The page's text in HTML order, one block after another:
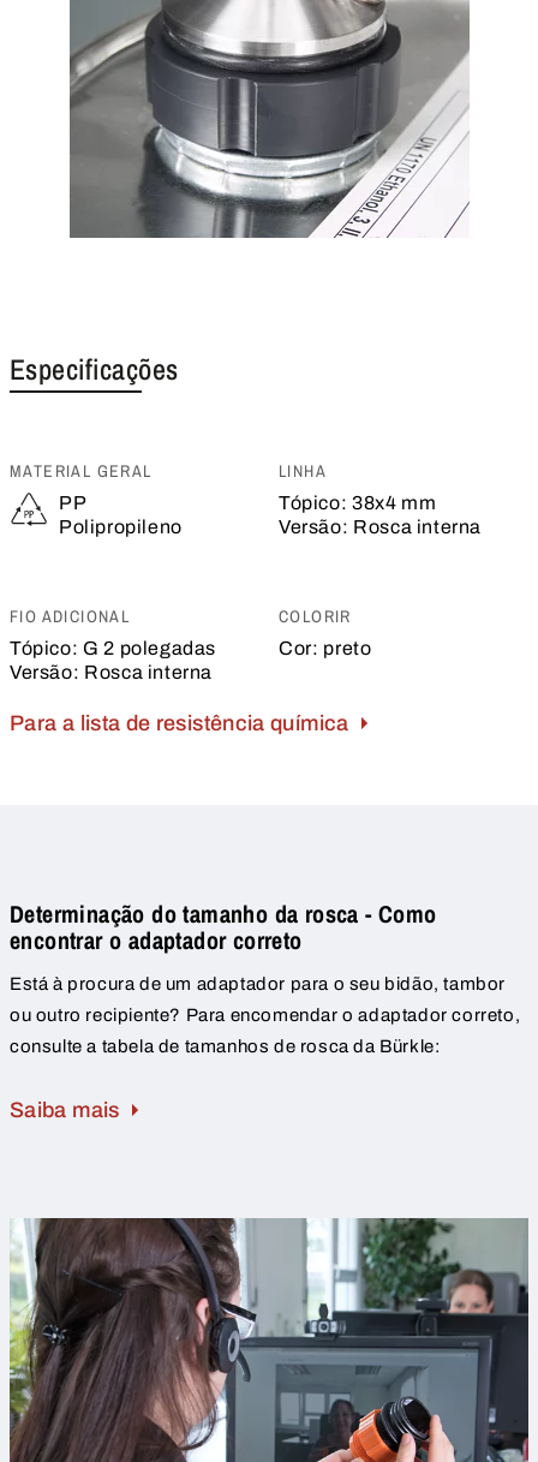
Especificações
MATERIAL GERAL
PP
Polipropileno
LINHA
Tópico: 38x4 mm
Versão: Rosca interna
FIO ADICIONAL
Tópico: G 2 polegadas
Versão: Rosca interna
COLORIR
Cor: preto
Para a lista de resistência química
Determinação do tamanho da rosca - Como
encontrar o adaptador correto
Está à procura de um adaptador para o seu bidão, tambor
ou outro recipiente? Para encomendar o adaptador correto,
consulte a tabela de tamanhos de rosca da Bürkle:
Saiba mais